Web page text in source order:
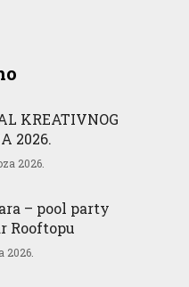
KREATIVNOG
2026.
2026.
– pool party
Rooftopu
2026.